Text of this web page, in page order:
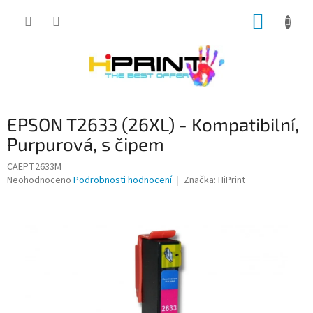
EPSON T2633 (26XL) - Kompatibilní,
Purpurová, s čipem
CAEPT2633M
Průměrné
Neohodnoceno Podrobnosti hodnocení Značka: HiPrint